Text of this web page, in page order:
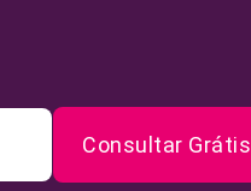
Consultar Grátis